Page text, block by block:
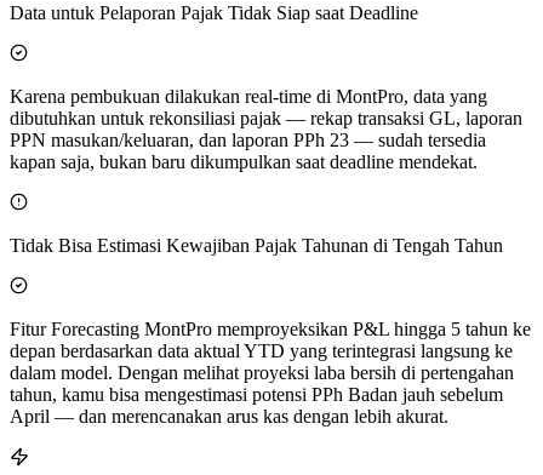
Data untuk Pelaporan Pajak Tidak Siap saat Deadline
Karena pembukuan dilakukan real-time di MontPro, data yang
dibutuhkan untuk rekonsiliasi pajak — rekap transaksi GL, laporan
PPN masukan/keluaran, dan laporan PPh 23 — sudah tersedia
kapan saja, bukan baru dikumpulkan saat deadline mendekat.
Tidak Bisa Estimasi Kewajiban Pajak Tahunan di Tengah Tahun
Fitur Forecasting MontPro memproyeksikan P&L hingga 5 tahun ke
depan berdasarkan data aktual YTD yang terintegrasi langsung ke
dalam model. Dengan melihat proyeksi laba bersih di pertengahan
tahun, kamu bisa mengestimasi potensi PPh Badan jauh sebelum
April — dan merencanakan arus kas dengan lebih akurat.